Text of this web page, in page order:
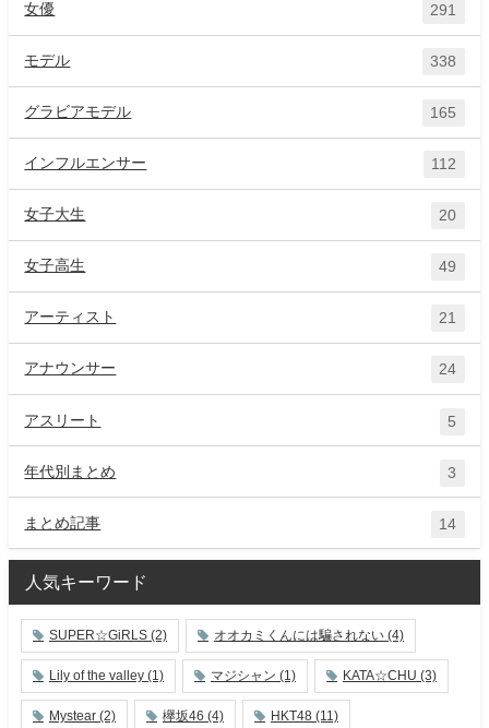
女優 291
モデル 338
グラビアモデル 165
インフルエンサー 112
女子大生 20
女子高生 49
アーティスト 21
アナウンサー 24
アスリート 5
年代別まとめ 3
まとめ記事 14
人気キーワード
SUPER☆GiRLS (2) オオカミくんには騙されない (4)
Lily of the valley (1) マジシャン (1) KATA☆CHU (3)
Mystear (2) 欅坂46 (4) HKT48 (11)